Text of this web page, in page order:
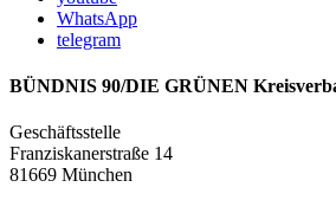
WhatsApp
telegram
BÜNDNIS 90/DIE GRÜNEN
Geschäftsstelle
Franziskanerstraße 14
81669 München